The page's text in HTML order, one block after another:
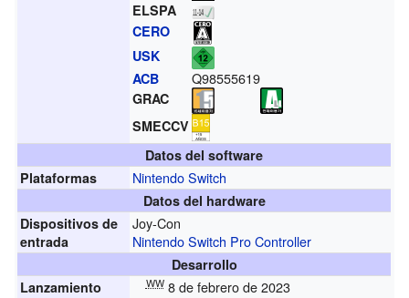
ELSPA
CERO
USK
ACB
Q98555619
GRAC
SMECCV
Datos del software
Plataformas
Nintendo Switch
Datos del hardware
Dispositivos de
entrada
Joy-Con
Nintendo Switch Pro Controller
Desarrollo
Lanzamiento
WW8 de febrero de 2023